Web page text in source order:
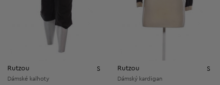
Rutzou S
Dámské kalhoty
Rutzou S
Dámský kardigan